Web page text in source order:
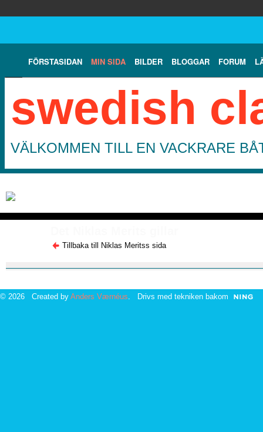
FÖRSTASIDAN MIN SIDA BILDER BLOGGAR FORUM
swedish
VÄLKOMMEN TILL EN VACKRARE
Tillbaka till Niklas Meritss sida
© 2026 Created by Anders Værnéus . Drivs med tekniken bakom